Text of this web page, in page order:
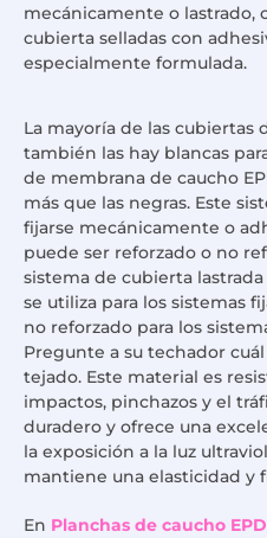
mecánicamente o lastrado,
cubierta selladas con
especialmente formulada.
La mayoría de las cubiertas
también las hay blancas
de membrana de caucho
más que las negras. Este
fijarse mecánicamente o
puede ser reforzado o no
sistema de cubierta
se utiliza para los sistemas
no reforzado para los
Pregunte a su techador
tejado. Este material es
impactos, pinchazos y el
duradero y ofrece una
la exposición a la luz
mantiene una elasticidad y
En Planchas de caucho